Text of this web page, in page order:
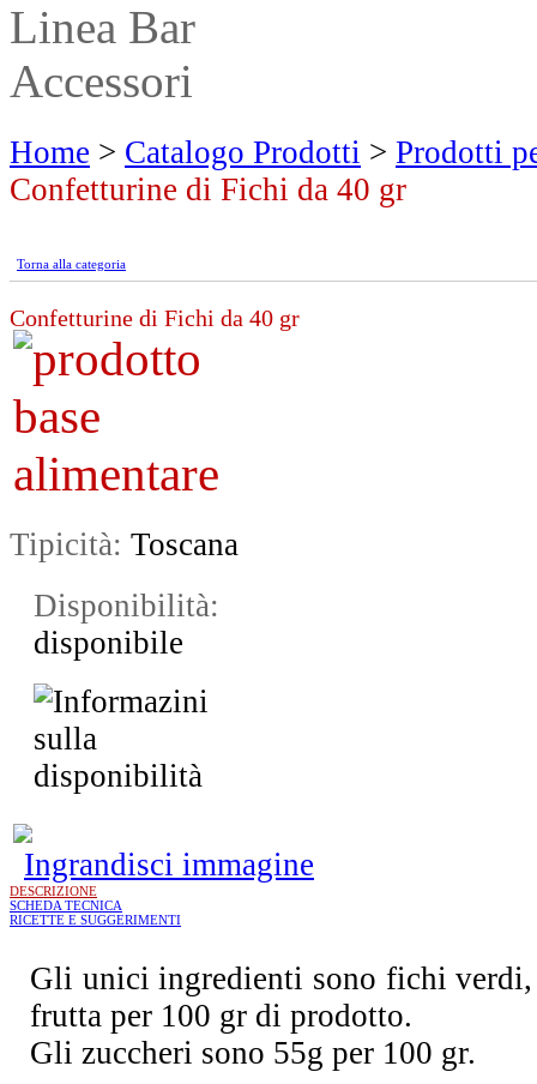
Linea Bar
Accessori
Home > Catalogo Prodotti > Prodotti
Confetturine di Fichi da 40 gr
Torna alla categoria
Confetturine di Fichi da 40 gr
Tipicità: Toscana
Disponibilità:
disponibile
Ingrandisci immagine
DESCRIZIONE
SCHEDA TECNICA
RICETTE E SUGGERIMENTI
Gli unici ingredienti sono fichi
frutta per 100 gr di prodotto.
Gli zuccheri sono 55g per 100 gr.